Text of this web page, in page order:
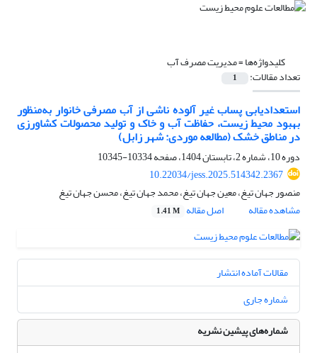
کلیدواژه‌ها =مدیریت مصرف آب
تعداد مقالات: 1
استعدادیابی پساب غیر آلوده ناشی از آب مصرفی خانوار به‌منظور
بهبود محیط زیست، حفاظت آب و خاک و تولید محصولات کشاورزی
در مناطق خشک (مطالعه موردی: شهر زابل)
دوره 10، شماره 2، تابستان 1404، صفحه
10334-10345
10.22034/jess.2025.514342.2367
منصور جهان تیغ، معین جهان تیغ، محمد جهان تیغ، محسن جهان تیغ
مشاهده مقاله
اصل مقاله 1.41 M
مقالات آماده انتشار
شماره جاری
شماره‌های پیشین نشریه